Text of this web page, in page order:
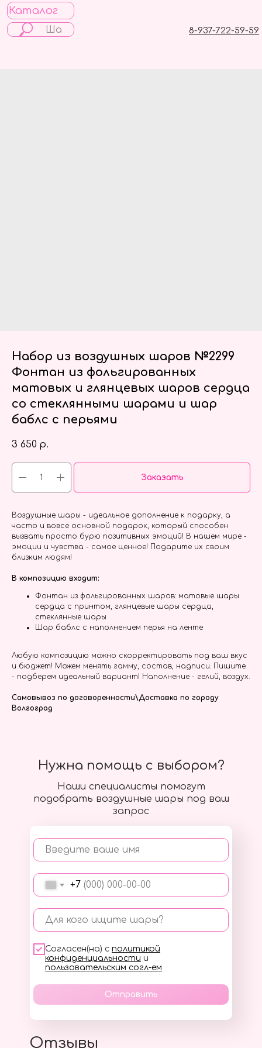
Каталог
8-937-722-59-59
Набор из воздушных шаров №2299
Фонтан из фольгированных
матовых и глянцевых шаров сердца
со стеклянными шарами и шар
баблс с перьями
3 650 р.
Заказать
Воздушные шары - идеальное дополнение к подарку, а
часто и вовсе основной подарок, который способен
вызвать просто бурю позитивных эмоций! В нашем мире -
эмоции и чувства - самое ценное! Подарите их своим
близким людям!
В композицию входит:
Фонтан из фольгированных шаров: матовые шары
сердца с принтом, глянцевые шары сердца,
стеклянные шары
Шар баблс с наполнением перья на ленте
Любую композицию можно скорректировать под ваш вкус
и бюджет! Можем менять гамму, состав, надписи. Пишите
- подберем идеальный вариант! Наполнение - гелий, воздух.
Самовывоз по договоренности\Доставка по городу
Волгоград
Наши специалисты помогут
подобрать воздушные шары под ваш
запрос
Введите ваше имя
+7
Для кого ищите шары?
Согласен(на) с политикой
конфиденциальности и
пользовательским согл-ем
Отправить
Нужна помощь с выбором?
Отзывы